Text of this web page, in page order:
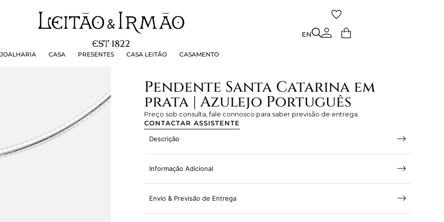
JOALHARIA CASA PRESENTES CASA LEITÃO CASAMENTO
EN
PRESENTES CASA LEITÃO
Pendente Santa Catarina em
prata | Azulejo Português
Preço sob consulta, fale connosco para saber previsão de entrega.
CONTACTAR ASSISTENTE
Descrição
Informação Adicional
Envio & Previsão de Entrega